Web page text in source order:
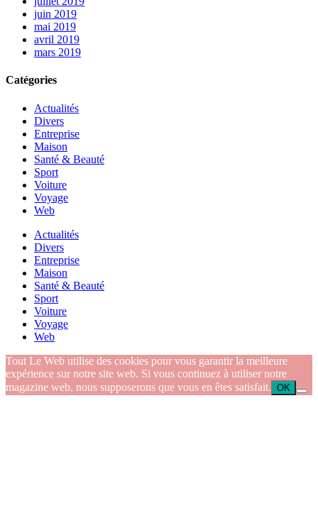
juin 2019
mai 2019
avril 2019
mars 2019
Catégories
Actualités
Divers
Entreprise
Maison
Santé & Beauté
Sport
Voiture
Voyage
Web
Actualités
Divers
Entreprise
Maison
Santé & Beauté
Sport
Voiture
Voyage
Web
Tout Le Web utilise des cookies pour vous garantir la meilleure
expérience sur notre site web. Si vous continuez à utiliser notre
magazine web, nous supposerons que vous en êtes satisfait. OK